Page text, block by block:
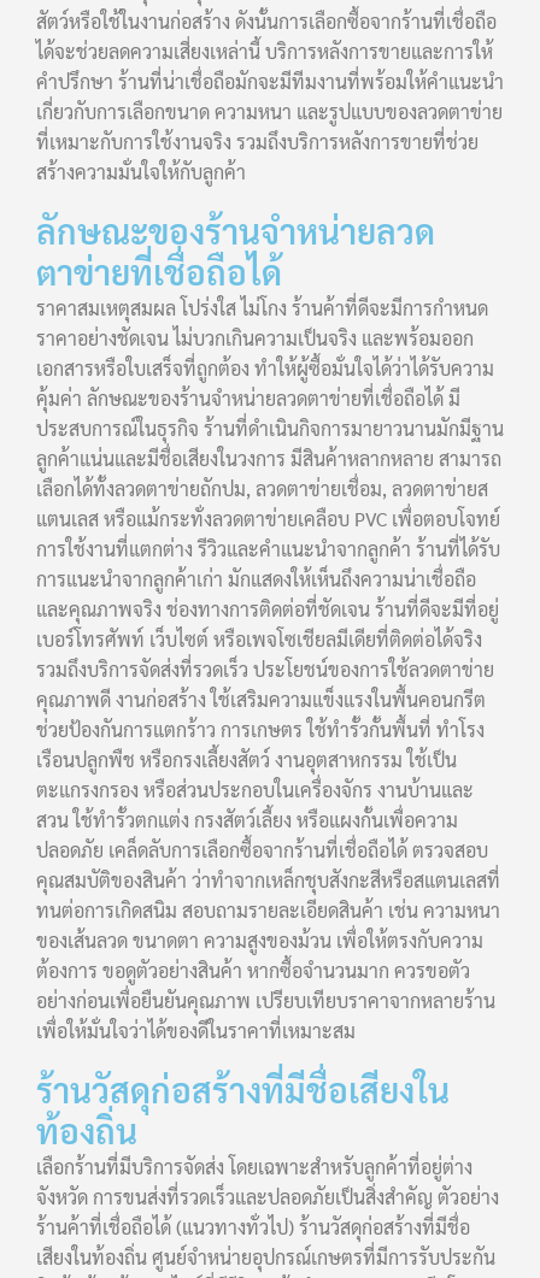
สัตว์หรือใช้ในงานก่อสร้าง ดังนั้นการเลือกซื้อจากร้านที่เชื่อถือ
ได้จะช่วยลดความเสี่ยงเหล่านี้ บริการหลังการขายและการให้
คำปรึกษา ร้านที่น่าเชื่อถือมักจะมีทีมงานที่พร้อมให้คำแนะนำ
เกี่ยวกับการเลือกขนาด ความหนา และรูปแบบของลวดตาข่าย
ที่เหมาะกับการใช้งานจริง รวมถึงบริการหลังการขายที่ช่วย
สร้างความมั่นใจให้กับลูกค้า
ลักษณะของร้านจำหน่ายลวด
ตาข่ายที่เชื่อถือได้
ราคาสมเหตุสมผล โปร่งใส ไม่โกง ร้านค้าที่ดีจะมีการกำหนด
ราคาอย่างชัดเจน ไม่บวกเกินความเป็นจริง และพร้อมออก
เอกสารหรือใบเสร็จที่ถูกต้อง ทำให้ผู้ซื้อมั่นใจได้ว่าได้รับความ
คุ้มค่า ลักษณะของร้านจำหน่ายลวดตาข่ายที่เชื่อถือได้ มี
ประสบการณ์ในธุรกิจ ร้านที่ดำเนินกิจการมายาวนานมักมีฐาน
ลูกค้าแน่นและมีชื่อเสียงในวงการ มีสินค้าหลากหลาย สามารถ
เลือกได้ทั้งลวดตาข่ายถักปม, ลวดตาข่ายเชื่อม, ลวดตาข่ายส
แตนเลส หรือแม้กระทั่งลวดตาข่ายเคลือบ PVC เพื่อตอบโจทย์
การใช้งานที่แตกต่าง รีวิวและคำแนะนำจากลูกค้า ร้านที่ได้รับ
การแนะนำจากลูกค้าเก่า มักแสดงให้เห็นถึงความน่าเชื่อถือ
และคุณภาพจริง ช่องทางการติดต่อที่ชัดเจน ร้านที่ดีจะมีที่อยู่
เบอร์โทรศัพท์ เว็บไซต์ หรือเพจโซเชียลมีเดียที่ติดต่อได้จริง
รวมถึงบริการจัดส่งที่รวดเร็ว ประโยชน์ของการใช้ลวดตาข่าย
คุณภาพดี งานก่อสร้าง ใช้เสริมความแข็งแรงในพื้นคอนกรีต
ช่วยป้องกันการแตกร้าว การเกษตร ใช้ทำรั้วกั้นพื้นที่ ทำโรง
เรือนปลูกพืช หรือกรงเลี้ยงสัตว์ งานอุตสาหกรรม ใช้เป็น
ตะแกรงกรอง หรือส่วนประกอบในเครื่องจักร งานบ้านและ
สวน ใช้ทำรั้วตกแต่ง กรงสัตว์เลี้ยง หรือแผงกั้นเพื่อความ
ปลอดภัย เคล็ดลับการเลือกซื้อจากร้านที่เชื่อถือได้ ตรวจสอบ
คุณสมบัติของสินค้า ว่าทำจากเหล็กชุบสังกะสีหรือสแตนเลสที่
ทนต่อการเกิดสนิม สอบถามรายละเอียดสินค้า เช่น ความหนา
ของเส้นลวด ขนาดตา ความสูงของม้วน เพื่อให้ตรงกับความ
ต้องการ ขอดูตัวอย่างสินค้า หากซื้อจำนวนมาก ควรขอตัว
อย่างก่อนเพื่อยืนยันคุณภาพ เปรียบเทียบราคาจากหลายร้าน
เพื่อให้มั่นใจว่าได้ของดีในราคาที่เหมาะสม
ร้านวัสดุก่อสร้างที่มีชื่อเสียงใน
ท้องถิ่น
เลือกร้านที่มีบริการจัดส่ง โดยเฉพาะสำหรับลูกค้าที่อยู่ต่าง
จังหวัด การขนส่งที่รวดเร็วและปลอดภัยเป็นสิ่งสำคัญ ตัวอย่าง
ร้านค้าที่เชื่อถือได้ (แนวทางทั่วไป) ร้านวัสดุก่อสร้างที่มีชื่อ
เสียงในท้องถิ่น ศูนย์จำหน่ายอุปกรณ์เกษตรที่มีการรับประกัน